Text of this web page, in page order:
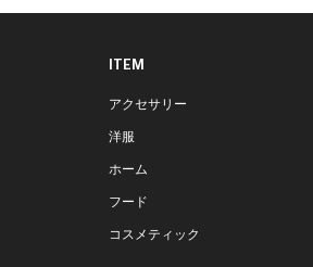
ITEM
アクセサリー
洋服
ホーム
フード
コスメティック